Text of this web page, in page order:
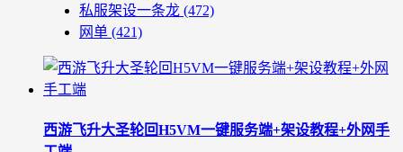
私服架设一条龙 (472)
网单 (421)
西游飞升大圣轮回H5VM一键服务端+架设教程+外网手